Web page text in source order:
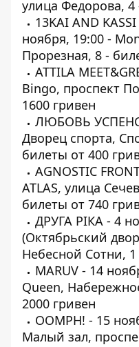
улица Федорова, 4
13KAI AND
ноября, 19:00 -
Прорезная, 8 -
ATTILA
Bingo, проспект
1600 гривен
ЛЮБОВЬ
Дворец спорта,
билеты от 400
AGNOSTIC
ATLAS, улица
билеты от 740
ДРУГА РІКА - 4
(Октябрьский
Небесной Сотни, 1
MARUV - 14
Queen,
2000 гривен
OOMPH! - 15
Малый зал,